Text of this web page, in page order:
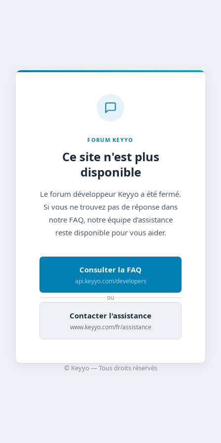
FORUM KEYYO
Ce site n'est plus
disponible
Le forum développeur Keyyo a été fermé.
Si vous ne trouvez pas de réponse dans
notre FAQ, notre équipe d'assistance
reste disponible pour vous aider.
Consulter la FAQ
api.keyyo.com/developers
ou
Contacter l'assistance
www.keyyo.com/fr/assistance
© Keyyo — Tous droits réservés